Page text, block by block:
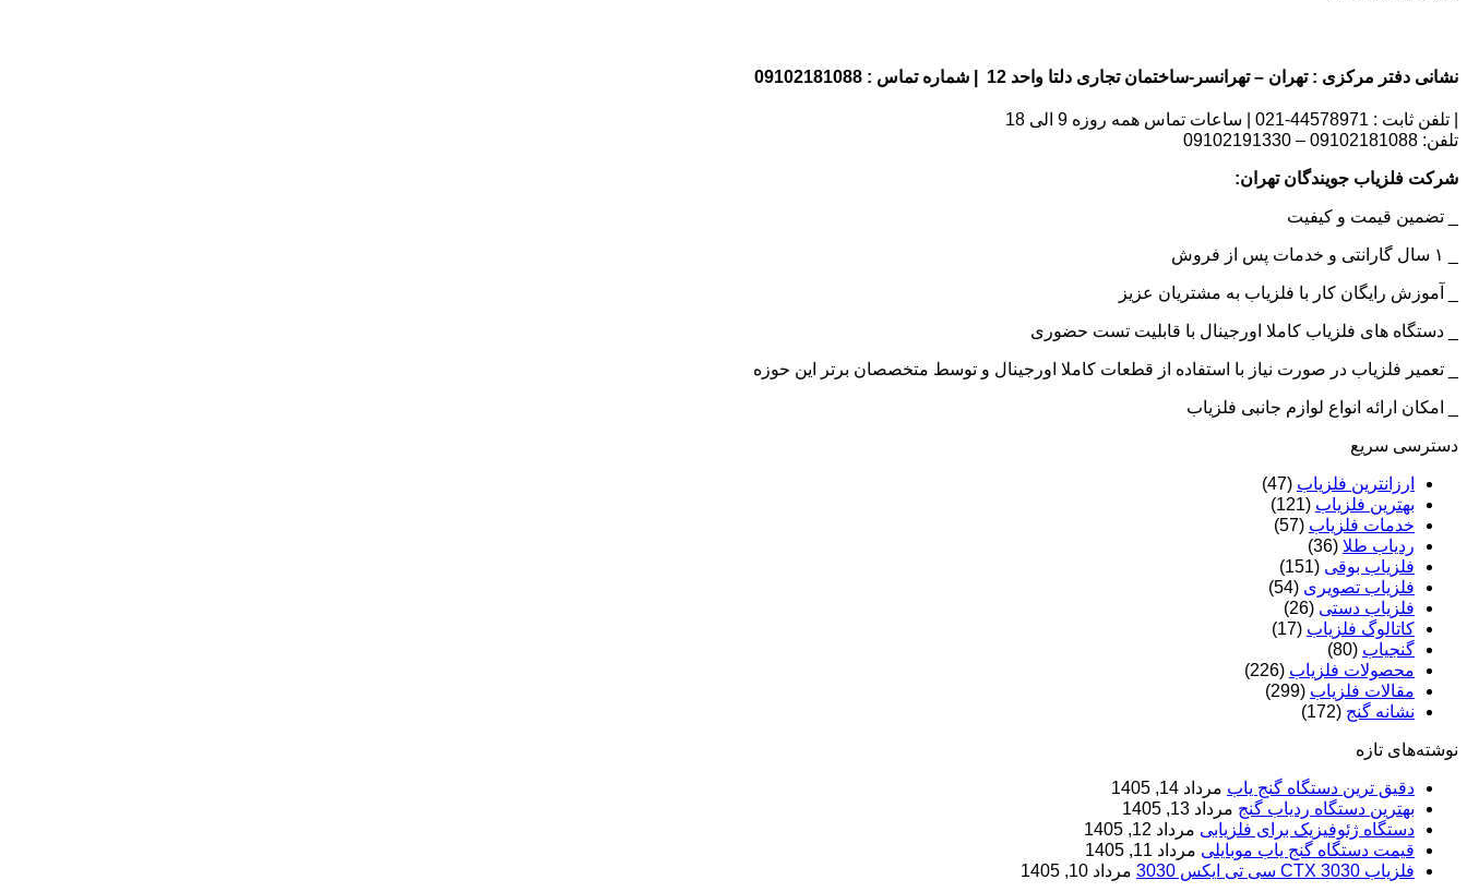
نشانی دفتر مرکزی : تهران – تهرانسر-ساختمان تجاری دلتا واحد 12 | شماره تماس : 09102181088
| تلفن ثابت : 44578971-021 | ساعات تماس همه روزه 9 الی 18
تلفن: 09102181088 – 09102191330
شرکت فلزیاب جویندگان تهران:
_ تضمین قیمت و کیفیت
_ آموزش رایگان کار با فلزیاب به مشتریان عزیز
_ دستگاه های فلزیاب کاملا اورجینال با قابلیت تست حضوری
_ تعمیر فلزیاب در صورت نیاز با استفاده از قطعات کاملا اورجینال و توسط متخصصان برتر این حوزه
_ امکان ارائه انواع لوازم جانبی فلزیاب
دسترسی سریع
ارزانترین فلزیاب (47)
بهترین فلزیاب (121)
خدمات فلزیاب (57)
ردیاب طلا (36)
فلزیاب بوقی (151)
فلزیاب تصویری (54)
فلزیاب دستی (26)
کاتالوگ فلزیاب (17)
گنجیاب (80)
محصولات فلزیاب (226)
مقالات فلزیاب (299)
نشانه گنج (172)
نوشته‌های تازه
دقیق ترین دستگاه گنج یاب مرداد 14, 1405
بهترین دستگاه ردیاب گنج مرداد 13, 1405
دستگاه ژئوفیزیک برای فلزیابی مرداد 12, 1405
قیمت دستگاه گنج یاب موبایلی مرداد 11, 1405
فلزیاب CTX 3030 سی تی ایکس 3030
مرداد 10, 1405